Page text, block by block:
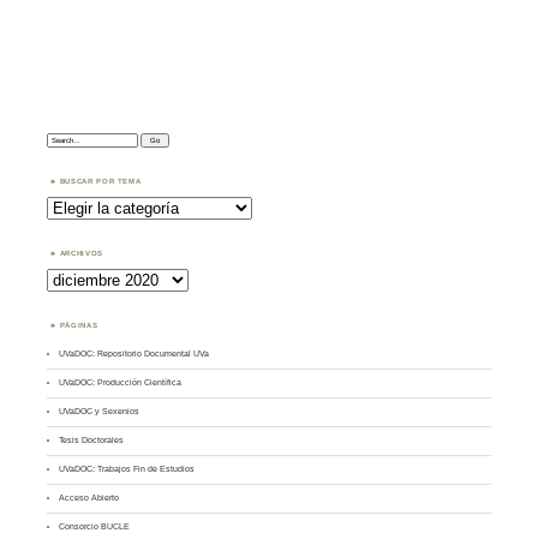
Search:
BUSCAR POR TEMA
Buscar
por
Tema
ARCHIVOS
Archivos
PÁGINAS
UVaDOC: Repositorio Documental UVa
UVaDOC: Producción Científica
UVaDOC y Sexenios
Tesis Doctorales
UVaDOC: Trabajos Fin de Estudios
Acceso Abierto
Consorcio BUCLE